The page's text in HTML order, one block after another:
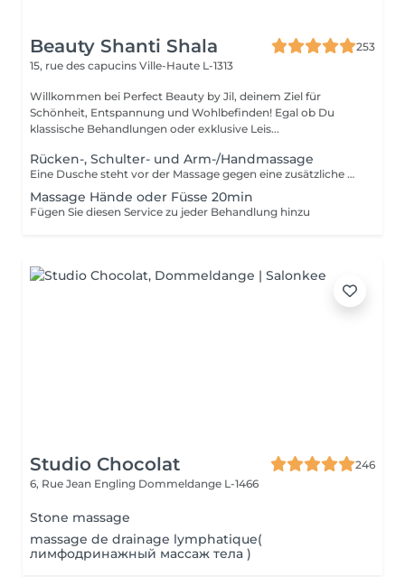
Beauty Shanti Shala
253
15, rue des capucins Ville-Haute L-1313
Willkommen bei Perfect Beauty by Jil, deinem Ziel für
Schönheit, Entspannung und Wohlbefinden! Egal ob Du
klassische Behandlungen oder exklusive Leis...
Rücken-, Schulter- und Arm-/Handmassage
Eine Dusche steht vor der Massage gegen eine zusätzliche Gebühr von 15 € zur Verfügung. Bitte duschen Sie zu Hause oder wenn wir feststellen, dass Sie nicht geduscht haben, werden wir trotzdem 15 € berechnen. Vielen Dank für Ihr Verständnis. Die Massagen werden mit genügend Druck und Details durchgeführt, wobei Bereiche wie Knie und Ellbogen nicht vergessen werden.
Massage Hände oder Füsse 20min
Fügen Sie diesen Service zu jeder Behandlung hinzu
Studio Chocolat
246
6, Rue Jean Engling Dommeldange L-1466
Stone massage
massage de drainage lymphatique(
лимфодринажный массаж тела )